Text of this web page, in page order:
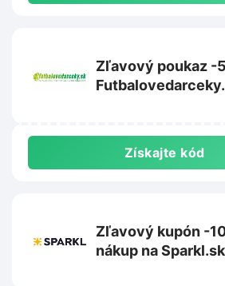
Zľavový poukaz -
Získajte kód
Zľavový kupón -
nákup na Sparkl.sk